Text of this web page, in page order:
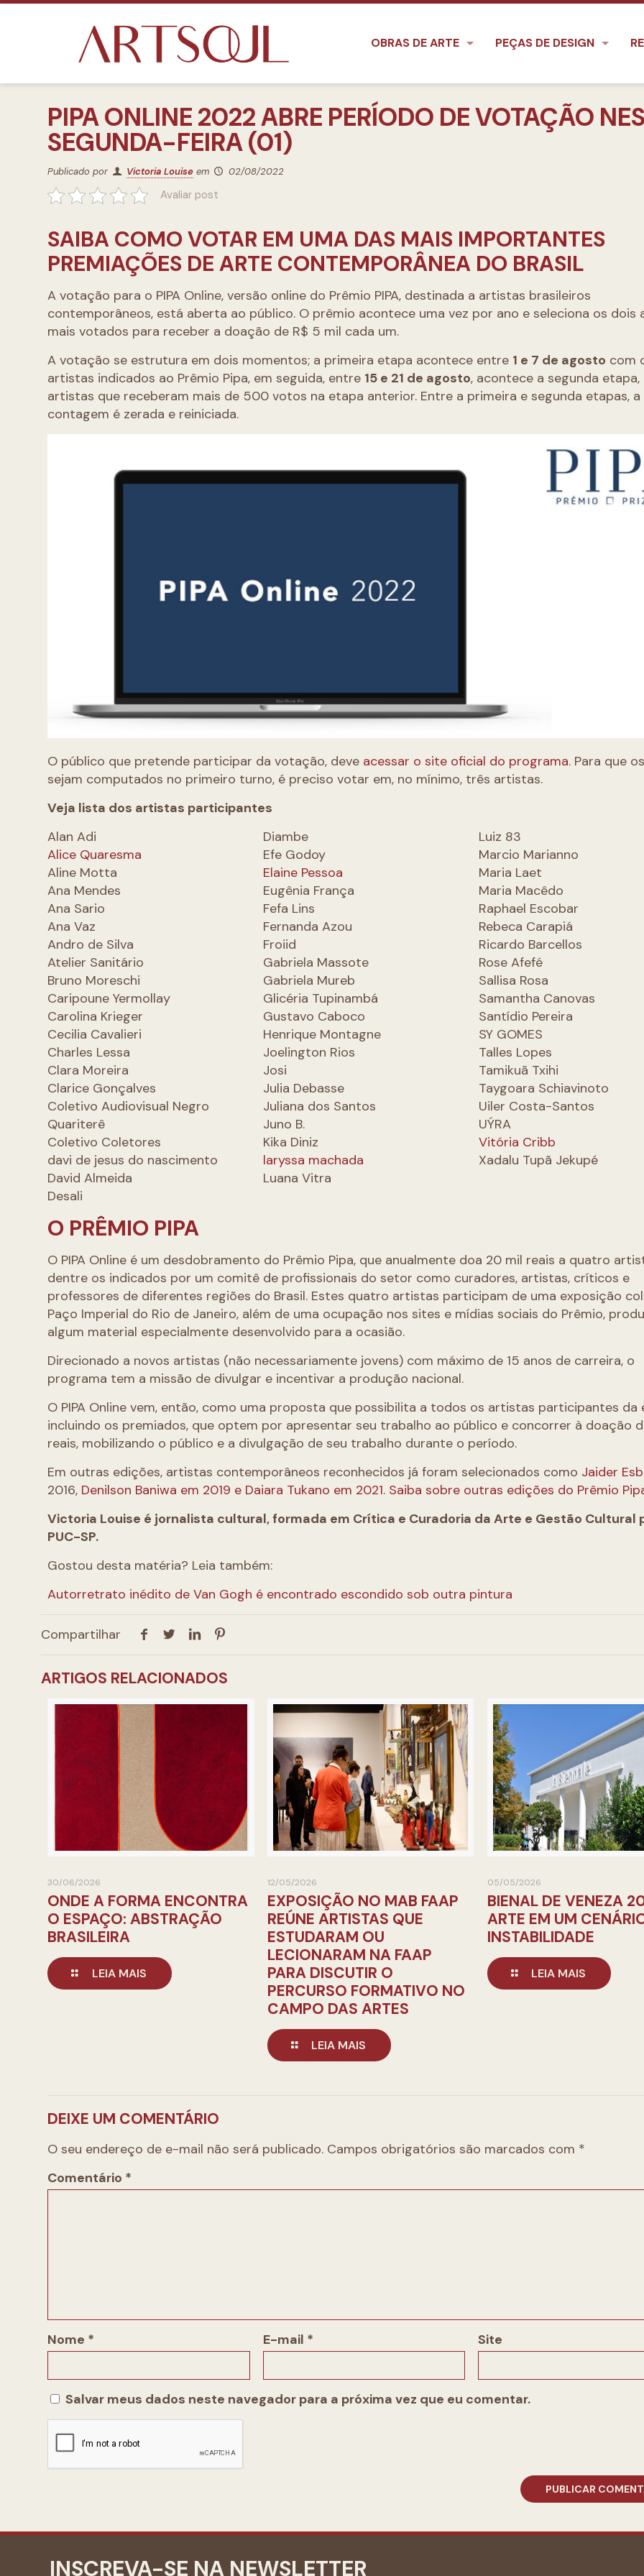
OBRAS DE ARTE PEÇAS DE DESIGN
PIPA ONLINE 2022 ABRE PERÍODO DE VOTAÇÃO
SEGUNDA-FEIRA (01)
Publicado por Victoria Louise em 02/08/2022
Avaliar post
SAIBA COMO VOTAR EM UMA DAS MAIS IMPORTANTES
PREMIAÇÕES DE ARTE CONTEMPORÂNEA DO BRASIL
A votação para o PIPA Online, versão online do Prêmio PIPA, destinada a artistas brasileiros
contemporâneos, está aberta ao público. O prêmio acontece uma vez por ano e seleciona os dois
mais votados para receber a doação de R$ 5 mil cada um.
A votação se estrutura em dois momentos; a primeira etapa acontece entre 1 e 7 de agosto com
artistas indicados ao Prêmio Pipa, em seguida, entre 15 e 21 de agosto, acontece a segunda
artistas que receberam mais de 500 votos na etapa anterior. Entre a primeira e segunda etapas, a
contagem é zerada e reiniciada.
O público que pretende participar da votação, deve acessar o site oficial do programa. Para que
sejam computados no primeiro turno, é preciso votar em, no mínimo, três artistas.
Veja lista dos artistas participantes
Alan Adi
Alice Quaresma
Aline Motta
Ana Mendes
Ana Sario
Ana Vaz
Andro de Silva
Atelier Sanitário
Bruno Moreschi
Caripoune Yermollay
Carolina Krieger
Cecilia Cavalieri
Charles Lessa
Clara Moreira
Clarice Gonçalves
Coletivo Audiovisual Negro
Quariterê
Coletivo Coletores
davi de jesus do nascimento
David Almeida
Desali
Diambe
Efe Godoy
Elaine Pessoa
Eugênia França
Fefa Lins
Fernanda Azou
Froiid
Gabriela Massote
Gabriela Mureb
Glicéria Tupinambá
Gustavo Caboco
Henrique Montagne
Joelington Rios
Josi
Julia Debasse
Juliana dos Santos
Juno B.
Kika Diniz
laryssa machada
Luana Vitra
Luiz 83
Marcio Marianno
Maria Laet
Maria Macêdo
Raphael Escobar
Rebeca Carapiá
Ricardo Barcellos
Rose Afefé
Sallisa Rosa
Samantha Canovas
Santídio Pereira
SY GOMES
Talles Lopes
Tamikuã Txihi
Taygoara Schiavinoto
Uiler Costa-Santos
UÝRA
Vitória Cribb
Xadalu Tupã Jekupé
O PRÊMIO PIPA
O PIPA Online é um desdobramento do Prêmio Pipa, que anualmente doa 20 mil reais a quatro
dentre os indicados por um comitê de profissionais do setor como curadores, artistas, críticos e
professores de diferentes regiões do Brasil. Estes quatro artistas participam de uma exposição
Paço Imperial do Rio de Janeiro, além de uma ocupação nos sites e mídias sociais do Prêmio,
algum material especialmente desenvolvido para a ocasião.
Direcionado a novos artistas (não necessariamente jovens) com máximo de 15 anos de carreira, o
programa tem a missão de divulgar e incentivar a produção nacional.
O PIPA Online vem, então, como uma proposta que possibilita a todos os artistas participantes da
incluindo os premiados, que optem por apresentar seu trabalho ao público e concorrer à doação
reais, mobilizando o público e a divulgação de seu trabalho durante o período.
Em outras edições, artistas contemporâneos reconhecidos já foram selecionados como Jaider
2016, Denilson Baniwa em 2019 e Daiara Tukano em 2021. Saiba sobre outras edições do Prêmio
Victoria Louise é jornalista cultural, formada em Crítica e Curadoria da Arte e Gestão Cultural
PUC-SP.
Gostou desta matéria? Leia também:
Autorretrato inédito de Van Gogh é encontrado escondido sob outra pintura
Compartilhar
ARTIGOS RELACIONADOS
30/06/2026
ONDE A FORMA ENCONTRA
O ESPAÇO: ABSTRAÇÃO
BRASILEIRA
LEIA MAIS
12/05/2026
EXPOSIÇÃO NO MAB FAAP
REÚNE ARTISTAS QUE
ESTUDARAM OU
LECIONARAM NA FAAP
PARA DISCUTIR O
PERCURSO FORMATIVO NO
CAMPO DAS ARTES
LEIA MAIS
05/05/2026
BIENAL DE VENEZA
ARTE EM UM
INSTABILIDADE
LEIA MAIS
DEIXE UM COMENTÁRIO
O seu endereço de e-mail não será publicado. Campos obrigatórios são marcados com *
Comentário *
Nome * E-mail * Site
Salvar meus dados neste navegador para a próxima vez que eu comentar.
INSCREVA-SE NA NEWSLETTER